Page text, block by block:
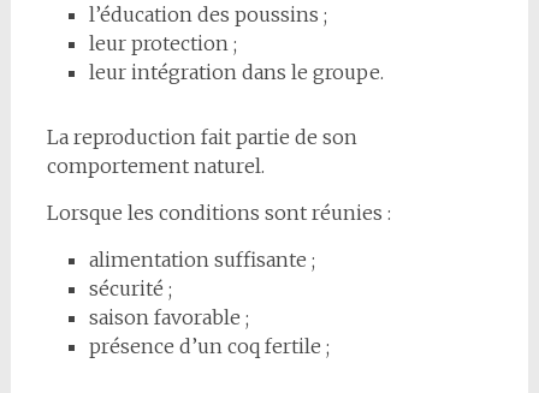
l’éducation des poussins ;
leur protection ;
leur intégration dans le groupe.
La reproduction fait partie de son
comportement naturel.
Lorsque les conditions sont réunies :
alimentation suffisante ;
sécurité ;
saison favorable ;
présence d’un coq fertile ;